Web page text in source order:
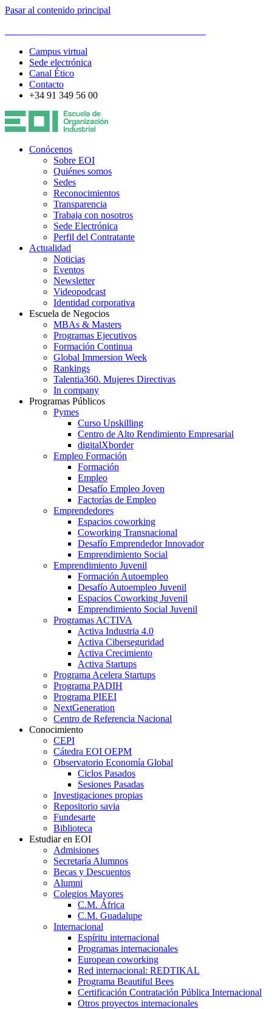
Pasar al contenido principal
Campus virtual
Sede electrónica
Canal Ético
Contacto
+34 91 349 56 00
Conócenos
Sobre EOI
Quiénes somos
Sedes
Reconocimientos
Transparencia
Trabaja con nosotros
Sede Electrónica
Perfil del Contratante
Actualidad
Noticias
Eventos
Newsletter
Videopodcast
Identidad corporativa
Escuela de Negocios
MBAs & Masters
Programas Ejecutivos
Formación Continua
Global Immersion Week
Rankings
Talentia360. Mujeres Directivas
In company
Programas Públicos
Pymes
Curso Upskilling
Centro de Alto Rendimiento Empresarial
digitalXborder
Empleo Formación
Formación
Empleo
Desafío Empleo Joven
Factorías de Empleo
Emprendedores
Espacios coworking
Coworking Transnacional
Desafío Emprendedor Innovador
Emprendimiento Social
Emprendimiento Juvenil
Formación Autoempleo
Desafío Autoempleo Juvenil
Espacios Coworking Juvenil
Emprendimiento Social Juvenil
Programas ACTIVA
Activa Industria 4.0
Activa Ciberseguridad
Activa Crecimiento
Activa Startups
Programa Acelera Startups
Programa PADIH
Programa PIEEI
NextGeneration
Centro de Referencia Nacional
Conocimiento
CEPI
Cátedra EOI OEPM
Observatorio Economía Global
Ciclos Pasados
Sesiones Pasadas
Investigaciones propias
Repositorio savia
Fundesarte
Biblioteca
Estudiar en EOI
Admisiones
Secretaría Alumnos
Becas y Descuentos
Alumni
Colegios Mayores
C.M. África
C.M. Guadalupe
Internacional
Espíritu internacional
Programas internacionales
European coworking
Red internacional: REDTIKAL
Programa Beautiful Bees
Certificación Contratación Pública Internacional
Otros proyectos internacionales